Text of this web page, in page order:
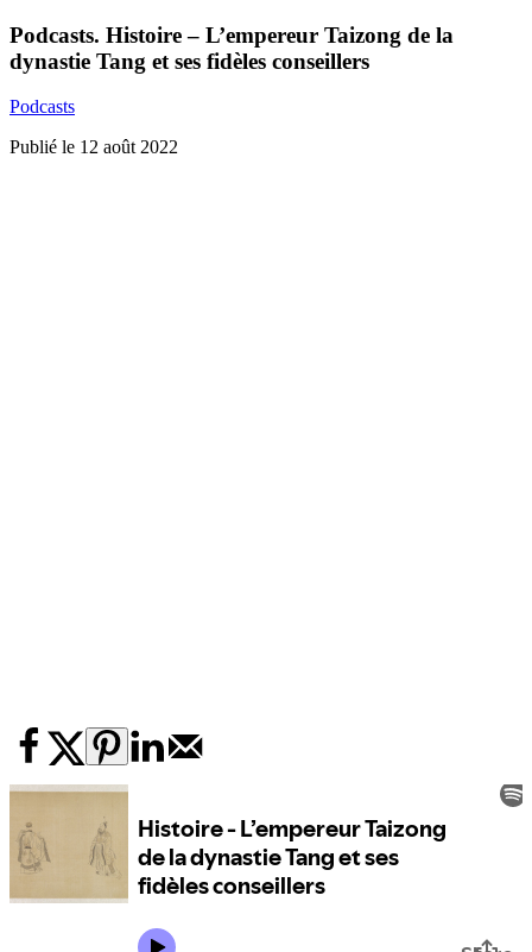
Podcasts. Histoire – L’empereur Taizong de la
dynastie Tang et ses fidèles conseillers
Podcasts
Publié le 12 août 2022